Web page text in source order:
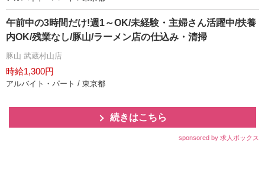
午前中の3時間だけ!週1～OK/未経験・主婦さん活躍中/扶養
内OK/残業なし/豚山/ラーメン店の仕込み・清掃
豚山 武蔵村山店
時給1,300円
アルバイト・パート / 東京都
続きはこちら
sponsored by 求人ボックス